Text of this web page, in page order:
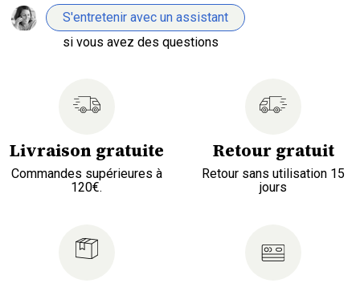
S'entretenir avec un assistant
si vous avez des questions
Livraison gratuite
Commandes supérieures à
120€.
Retour gratuit
Retour sans utilisation 15
jours